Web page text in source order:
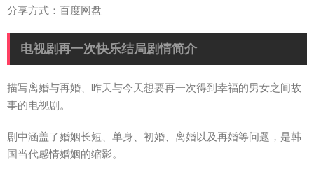
分享方式：百度网盘
电视剧再一次快乐结局剧情简介
描写离婚与再婚、昨天与今天想要再一次得到幸福的男女之间故
事的电视剧。
剧中涵盖了婚姻长短、单身、初婚、离婚以及再婚等问题，是韩
国当代感情婚姻的缩影。